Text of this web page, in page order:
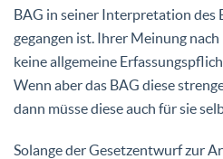
BAG in seiner Interpretation des
gegangen ist. Ihrer Meinung
keine allgemeine
Wenn aber das BAG diese
dann müsse diese auch für sie
Solange der Gesetzentwurf zur